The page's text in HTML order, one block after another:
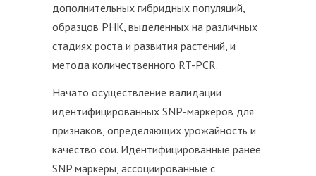
дополнительных гибридных популяций,
образцов РНК, выделенных на различных
стадиях роста и развития растений, и
метода количественного RT-PCR.
Начато осуществление валидации
идентифицированных SNP-маркеров для
признаков, определяющих урожайность и
качество сои. Идентифицированные ранее
SNP маркеры, ассоциированные с